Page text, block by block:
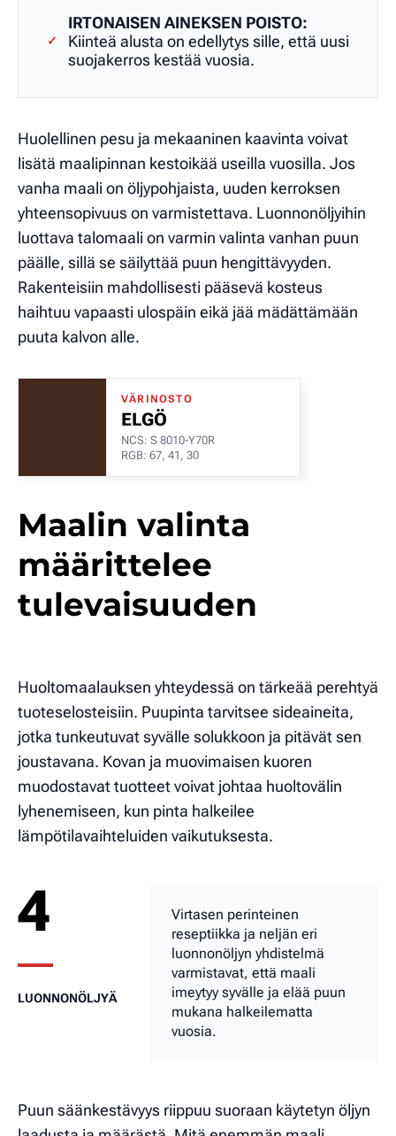
✓
IRTONAISEN AINEKSEN POISTO:
Kiinteä alusta on edellytys sille, että uusi
suojakerros kestää vuosia.
Huolellinen pesu ja mekaaninen kaavinta voivat
lisätä maalipinnan kestoikää useilla vuosilla. Jos
vanha maali on öljypohjaista, uuden kerroksen
yhteensopivuus on varmistettava. Luonnonöljyihin
luottava talomaali on varmin valinta vanhan puun
päälle, sillä se säilyttää puun hengittävyyden.
Rakenteisiin mahdollisesti pääsevä kosteus
haihtuu vapaasti ulospäin eikä jää mädättämään
puuta kalvon alle.
VÄRINOSTO
ELGÖ
NCS: S 8010-Y70R
RGB: 67, 41, 30
Maalin valinta
määrittelee
tulevaisuuden
Huoltomaalauksen yhteydessä on tärkeää perehtyä
tuoteselosteisiin. Puupinta tarvitsee sideaineita,
jotka tunkeutuvat syvälle solukkoon ja pitävät sen
joustavana. Kovan ja muovimaisen kuoren
muodostavat tuotteet voivat johtaa huoltovälin
lyhenemiseen, kun pinta halkeilee
lämpötilavaihteluiden vaikutuksesta.
4
LUONNONÖLJYÄ
Virtasen perinteinen
reseptiikka ja neljän eri
luonnonöljyn yhdistelmä
varmistavat, että maali
imeytyy syvälle ja elää puun
mukana halkeilematta
vuosia.
Puun säänkestävyys riippuu suoraan käytetyn öljyn